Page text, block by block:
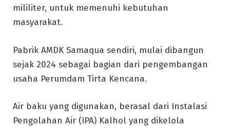
mililiter, untuk memenuhi kebutuhan
masyarakat.
Pabrik AMDK Samaqua sendiri, mulai dibangun
sejak 2024 sebagai bagian dari pengembangan
usaha Perumdam Tirta Kencana.
Air baku yang digunakan, berasal dari Instalasi
Pengolahan Air (IPA) Kalhol yang dikelola